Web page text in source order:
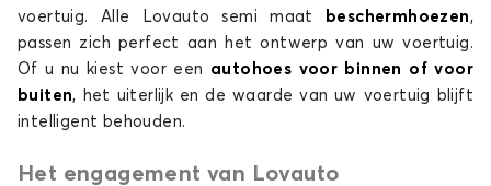
voertuig. Alle Lovauto semi maat
beschermhoezen,
passen zich perfect aan het ontwerp van uw voertuig.
Of u nu kiest voor een autohoes voor binnen of voor
buiten, het uiterlijk en de waarde van uw voertuig blijft
intelligent behouden.
Het engagement van Lovauto